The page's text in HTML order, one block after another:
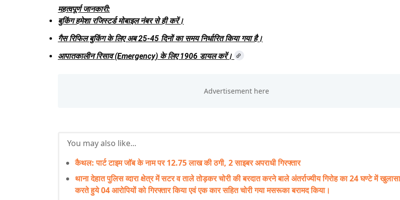
महत्वपूर्ण जानकारी:
बुकिंग हमेशा रजिस्टर्ड मोबाइल नंबर से ही करें।
गैस रिफिल बुकिंग के लिए अब 25-45 दिनों का समय निर्धारित किया गया है।
आपातकालीन रिसाव (Emergency) के लिए1906 डायल करें।
You may also like...
कैथल: पार्ट टाइम जॉब के नाम पर 12.75 लाख की ठगी, 2 साइबर अपराधी गिरफ्तार
थाना देहात पुलिस व्दारा क्षेत्र में सटर व ताले तोड़कर चोरी की बरदात करने बाले अंतर्राज्यीय गिरोह का 24 घण्टे में खुलासा
करते हुये 04 आरोपियों को गिरफ्तार किया एवं एक कार सहित चोरी गया मसरूका बरामद किया।